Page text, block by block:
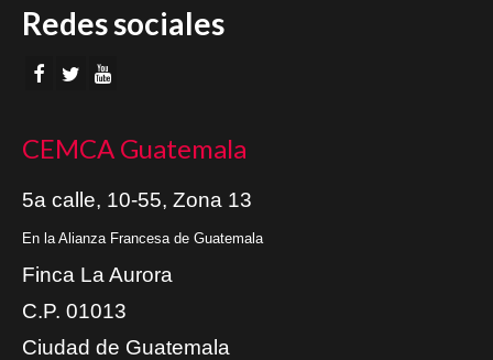
Redes sociales
CEMCA Guatemala
5a calle, 10-55, Zona 13
En la Alianza Francesa de Guatemala
Finca La Aurora
C.P. 01013
Ciudad de Guatemala